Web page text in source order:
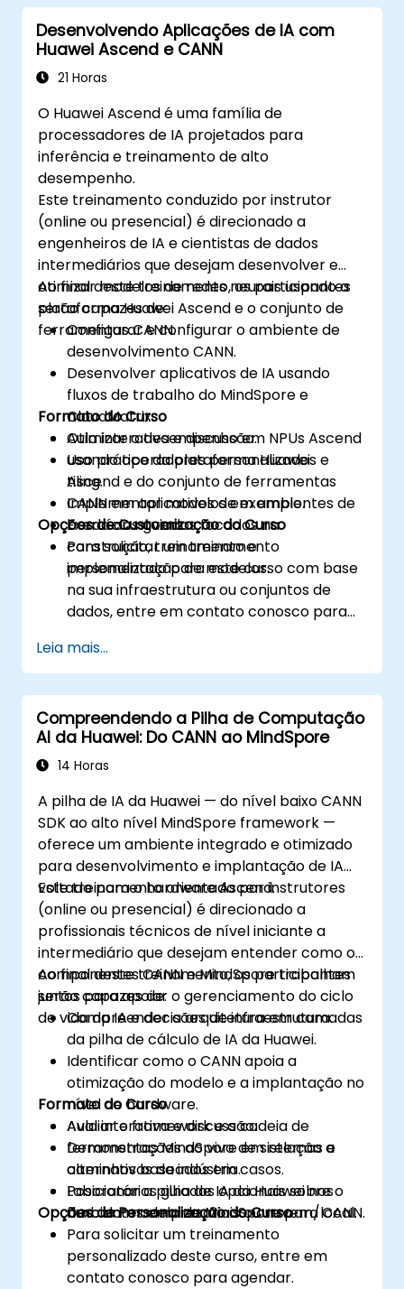
Desenvolvendo Aplicações de IA com
Huawei Ascend e CANN
21 Horas
O Huawei Ascend é uma família de
processadores de IA projetados para
inferência e treinamento de alto
desempenho.
Este treinamento conduzido por instrutor
(online ou presencial) é direcionado a
engenheiros de IA e cientistas de dados
intermediários que desejam desenvolver e
otimizar modelos de redes neurais usando a
plataforma Huawei Ascend e o conjunto de
ferramentas CANN.
Ao final deste treinamento, os participantes
serão capazes de:
Configurar e configurar o ambiente de
desenvolvimento CANN.
Desenvolver aplicativos de IA usando
fluxos de trabalho do MindSpore e
CloudMatrix.
Otimizar o desempenho em NPUs Ascend
usando operadores personalizados e
tiling.
Implementar modelos em ambientes de
borda ou nuvem.
Formato do Curso
Aula interativa e discussão.
Uso prático da plataforma Huawei
Ascend e do conjunto de ferramentas
CANN em aplicativos de exemplo.
Exercícios guiados focados na
construção, treinamento e
implementação de modelos.
Opções de Customização do Curso
Para solicitar um treinamento
personalizado para este curso com base
na sua infraestrutura ou conjuntos de
dados, entre em contato conosco para
Leia mais...
Compreendendo a Pilha de Computação
AI da Huawei: Do CANN ao MindSpore
14 Horas
A pilha de IA da Huawei — do nível baixo CANN
SDK ao alto nível MindSpore framework —
oferece um ambiente integrado e otimizado
para desenvolvimento e implantação de IA
voltado para o hardware Ascend.
Este treinamento orientado por instrutores
(online ou presencial) é direcionado a
profissionais técnicos de nível iniciante a
intermediário que desejam entender como os
componentes CANN e MindSpore trabalham
juntos para apoiar o gerenciamento do ciclo
de vida da IA e decisões de infraestrutura.
Ao final deste treinamento, os participantes
serão capazes de:
Compreender a arquitetura em camadas
da pilha de cálculo de IA da Huawei.
Identificar como o CANN apoia a
otimização do modelo e a implantação no
nível de hardware.
Avaliar o framework e a cadeia de
ferramentas MindSpore em relação a
alternativas da indústria.
Posicionar a pilha de IA da Huawei nos
ambientes empresariais ou nuvem/local.
Formato do Curso
Aula interativa e discussão.
Demonstrações ao vivo de sistemas e
caminhos baseados em casos.
Laboratórios guiados opcionais sobre o
fluxo do modelo de MindSpore para CANN.
Opções de Personalização do Curso
Para solicitar um treinamento
personalizado deste curso, entre em
contato conosco para agendar.